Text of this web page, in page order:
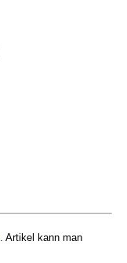
. Artikel kann man